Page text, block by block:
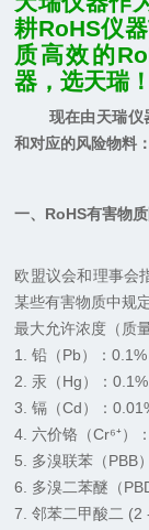
耕RoHS仪
质高效的
器，选天瑞
现在由天瑞仪
和对应的风险物料：
一、RoHS有害物
欧盟议会和理事会
某些有害物质中规
最大允许浓度（质
1. 铅（Pb）：0.1%
2. 汞（Hg）：0.1%
3. 镉（Cd）：
4. 六价铬（Cr⁶⁺）
5. 多溴联苯 （PBB
6. 多溴二苯醚（
7.邻苯二甲酸二 (2